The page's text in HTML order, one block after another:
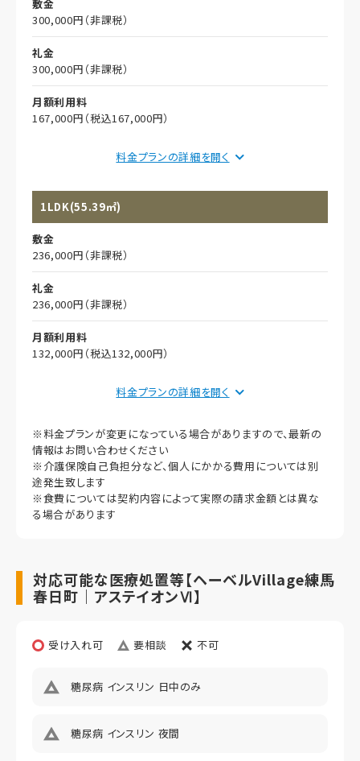
敷金
300,000円（非課税）
礼金
300,000円（非課税）
月額利用料
167,000円（税込167,000円）
水光熱費・食事：実費
月額利用料内訳
家賃
150,000円（非課税）
管理費
17,000円（非課税）
償却
初期償却
想定居住期間（償却年月数）
居室タイプ
1LDK
居室広さ
62.51
仲介手数料165000円（税込）未入居以外、鍵交換費用
料金プランの詳細を
1LDK(55.39㎡)
敷金
236,000円（非課税）
礼金
236,000円（非課税）
月額利用料
132,000円（税込132,000円）
水光熱費・食事：実費
月額利用料内訳
家賃
118,000円（非課税）
管理費
初期償却
その他事項
居室タイプ
居室広さ
料金プランの詳細を
※料金プランが変更になっている場合がありますので、最新の
情報はお問い合わせください
※介護保険自己負担分など、個人にかかる費用については別
途発生致します
※食費については契約内容によって実際の請求金額とは異な
る場合があります
対応可能な医療処置等【ヘーベルVillage練馬
春日町｜アステイオンⅥ】
受け入れ可 要相談 不可
糖尿病 インスリン 日中のみ
糖尿病 インスリン 夜間